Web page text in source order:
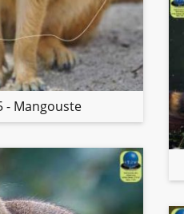
- Mangouste